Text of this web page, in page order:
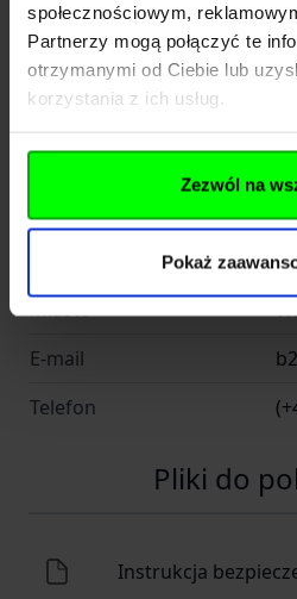
społecznościowym,
Partnerzy mogą połączyć te
otrzymanymi od Ciebie lub
korzystania z ich usług.
Zezwól na
Pokaż
Nazwa
Kraj
Adres
Miasto
E-mail
Telefon
Pliki do
Instrukcja